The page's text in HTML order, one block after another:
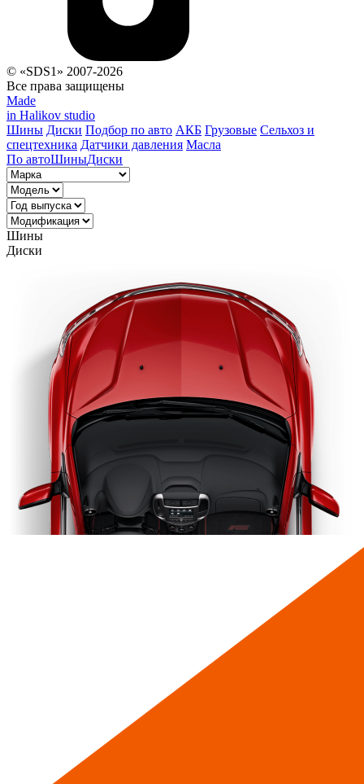
© «SDS1» 2007-2026
Все права защищены
Made
in Halikov studio
Шины Диски Подбор по авто АКБ Грузовые Сельхоз и
спецтехника Датчики давления Масла
По автоШиныДиски
Шины
Диски